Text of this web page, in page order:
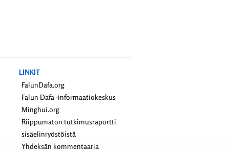
LINKIT
FalunDafa.org
Falun Dafa -informaatiokeskus
Minghui.org
Riippumaton tutkimusraportti
sisäelinryöstöistä
Yhdeksän kommentaaria